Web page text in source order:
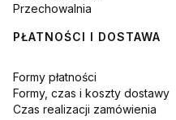
Przechowalnia
PŁATNOŚCI I DOSTAWA
Formy płatności
Formy, czas i koszty dostawy
Czas realizacji zamówienia